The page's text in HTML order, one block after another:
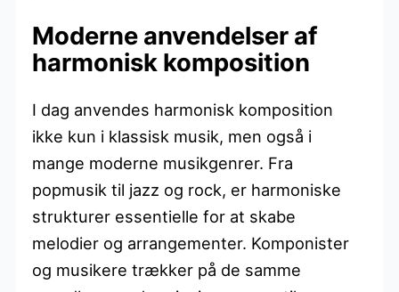
Moderne anvendelser af
harmonisk komposition
I dag anvendes harmonisk komposition
ikke kun i klassisk musik, men også i
mange moderne musikgenrer. Fra
popmusik til jazz og rock, er harmoniske
strukturer essentielle for at skabe
melodier og arrangementer. Komponister
og musikere trækker på de samme